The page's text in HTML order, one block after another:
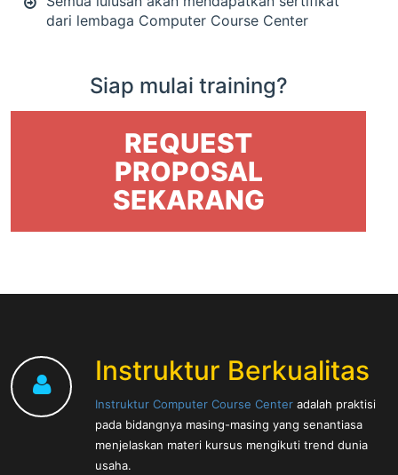
dari lembaga Computer Course Center
Siap mulai training?
REQUEST
PROPOSAL
SEKARANG
Instruktur Berkualitas
Instruktur Computer Course Center adalah praktisi
pada bidangnya masing-masing yang senantiasa
menjelaskan materi kursus mengikuti trend dunia
usaha.